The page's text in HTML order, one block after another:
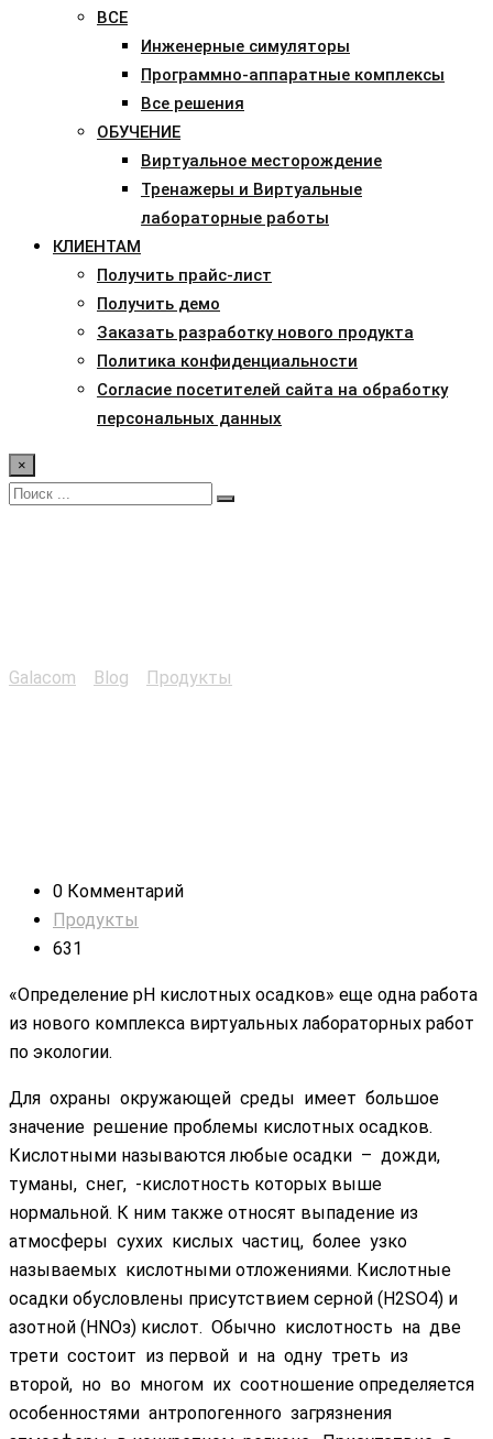
ВСЕ
Инженерные симуляторы
Программно-аппаратные комплексы
Все решения
ОБУЧЕНИЕ
Виртуальное месторождение
Тренажеры и Виртуальные
лабораторные работы
КЛИЕНТАМ
Получить прайс-лист
Получить демо
Заказать разработку нового продукта
Политика конфиденциальности
Согласие посетителей сайта на обработку
персональных данных
×
Galacom Blog Продукты
0 Комментарий
Продукты
631
«Определение pH кислотных осадков» еще одна работа
из нового комплекса виртуальных лабораторных работ
по экологии.
Для охраны окружающей среды имеет большое
значение решение проблемы кислотных осадков.
Кислотными называются любые осадки – дожди,
туманы, снег, -кислотность которых выше
нормальной. К ним также относят выпадение из
атмосферы сухих кислых частиц, более узко
называемых кислотными отложениями. Кислотные
осадки обусловлены присутствием серной (Н2SО4) и
азотной (НNОз) кислот. Обычно кислотность на две
трети состоит из первой и на одну треть из
второй, но во многом их соотношение определяется
особенностями антропогенного загрязнения